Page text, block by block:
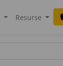
Resurse